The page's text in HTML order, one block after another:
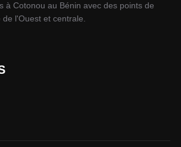
à Cotonou au Bénin avec des points de
l'Ouest et centrale.